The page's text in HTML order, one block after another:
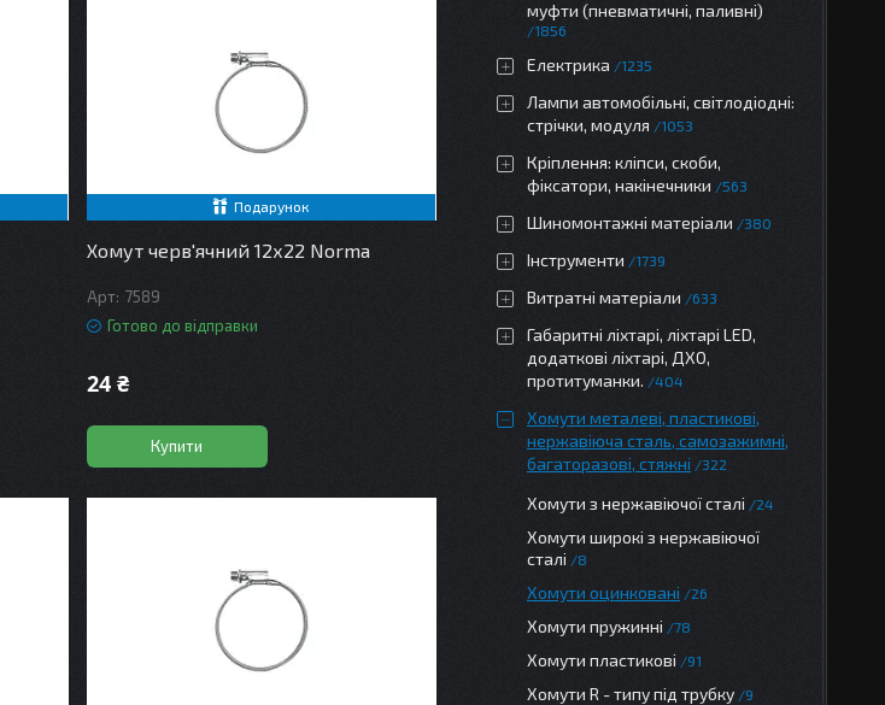
Подарунок
Хомут черв'ячний 12х22 Norma
7589
Готово до відправки
24 ₴
Купити
муфти (пневматичні, паливні)
1856
Електрика 1235
Лампи автомобільні, світлодіодні:
стрічки, модуля
1053
Кріплення: кліпси, скоби,
фіксатори, накінечники
563
Шиномонтажні матеріали 380
Інструменти 1739
Витратні матеріали 633
Габаритні ліхтарі, ліхтарі LED,
додаткові ліхтарі, ДХО,
протитуманки.
404
Хомути металеві, пластикові,
нержавіюча сталь, самозажимні,
багаторазові, стяжні
322
Хомути з нержавіючої сталі 24
Хомути широкі з нержавіючої
сталі
8
Хомути оцинковані 26
Хомути пружинні 78
Хомути пластикові 91
Хомути R - типу під трубку 9